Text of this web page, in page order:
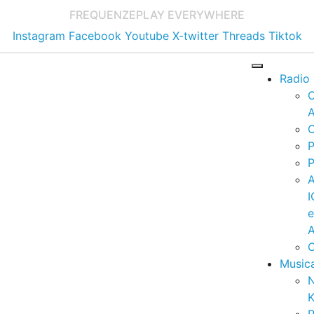
FREQUENZEPLAY EVERYWHERE
Instagram Facebook Youtube X-twitter Threads Tiktok
Radio
e